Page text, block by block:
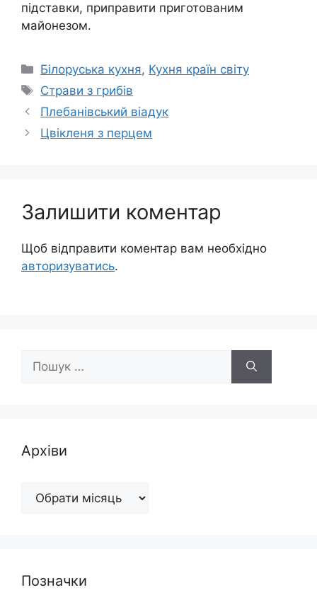
підставки, приправити приготованим
майонезом.
Категорії
Білоруська кухня, Кухня країн світу
Позначки
Страви з грибів
Плебанівський віадук
Цвікленя з перцем
Залишити коментар
Щоб відправити коментар вам необхідно
авторизуватись.
Архіви
Архіви
Позначки